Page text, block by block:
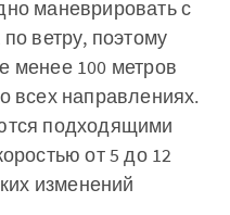
маневрировать с
ветру, поэтому
менее 100 метров
всех направлениях.
подходящими
от 5 до 12
изменений